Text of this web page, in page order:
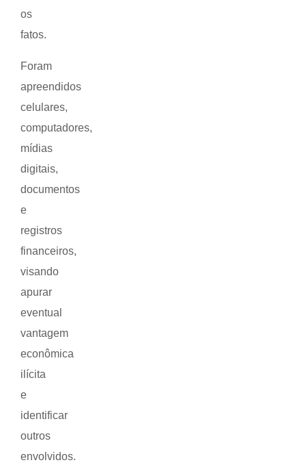
os
fatos.
Foram
apreendidos
celulares,
computadores,
mídias
digitais,
documentos
e
registros
financeiros,
visando
apurar
eventual
vantagem
econômica
ilícita
e
identificar
outros
envolvidos.